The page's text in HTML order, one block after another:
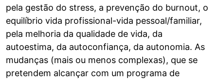
pela gestão do stress, a prevenção do burnout, o
equilíbrio vida profissional-vida pessoal/familiar,
pela melhoria da qualidade de vida, da
autoestima, da autoconfiança, da autonomia. As
mudanças (mais ou menos complexas), que se
pretendem alcançar com um programa de